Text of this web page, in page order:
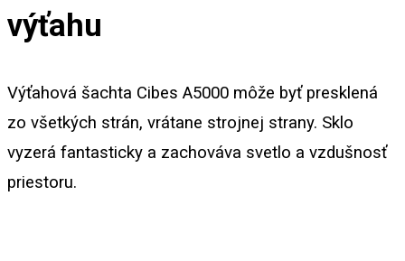
výťahu
Výťahová šachta Cibes A5000 môže byť presklená
zo všetkých strán, vrátane strojnej strany. Sklo
vyzerá fantasticky a zachováva svetlo a vzdušnosť
priestoru.